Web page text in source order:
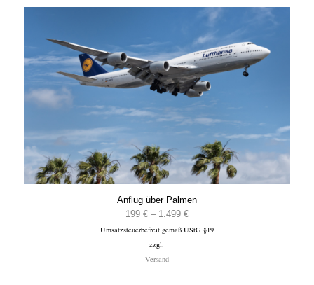
Anflug über Palmen
199 € – 1.499 €Preisspanne:
199 €
Umsatzsteuerbefreit gemäß UStG §19
zzgl.
Versand